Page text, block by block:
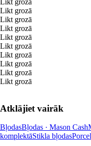
Likt grozā
Likt grozā
Likt grozā
Likt grozā
Likt grozā
Likt grozā
Likt grozā
Likt grozā
Likt grozā
Likt grozā
Atklājiet vairāk
BļodasBļodas · Mason Cash
komplektāStikla bļodas